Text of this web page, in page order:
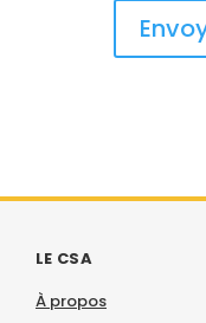
LE CSA
À propos